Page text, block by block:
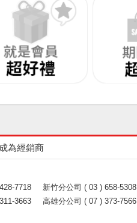
為經銷商
7718
新竹分公司 ( 03 ) 658-5308
3663 高雄分公司 ( 07 ) 373-7566